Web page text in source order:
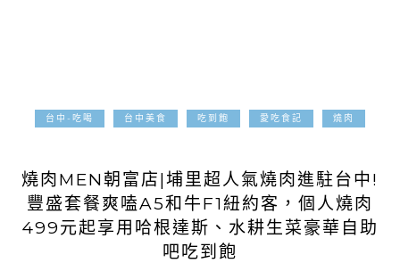
台中-吃喝 台中美食 吃到飽 愛吃食記 燒肉
燒肉MEN朝富店|埔里超人氣燒肉進駐台中!
豐盛套餐爽嗑A5和牛F1紐約客，個人燒肉
499元起享用哈根達斯、水耕生菜豪華自助
吧吃到飽